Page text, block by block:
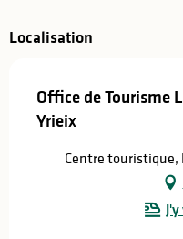
Localisation
Office de Tourisme
Yrieix
Centre touristique,